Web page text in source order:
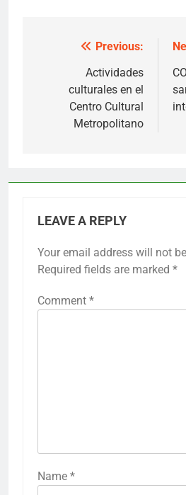
navigation
Previous:
Actividades
culturales en el
Centro Cultural
Metropolitano
LEAVE A REPLY
Your email address will not
Required fields are marked *
Comment *
Name *